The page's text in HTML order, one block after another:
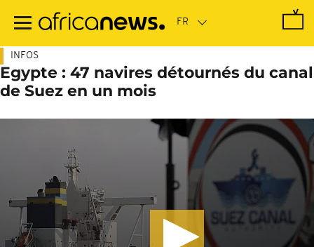
contenu
INFOS
Egypte : 47 navires détournés du canal
de Suez en un mois